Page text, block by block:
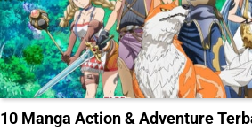
10 Manga Action & Adventure